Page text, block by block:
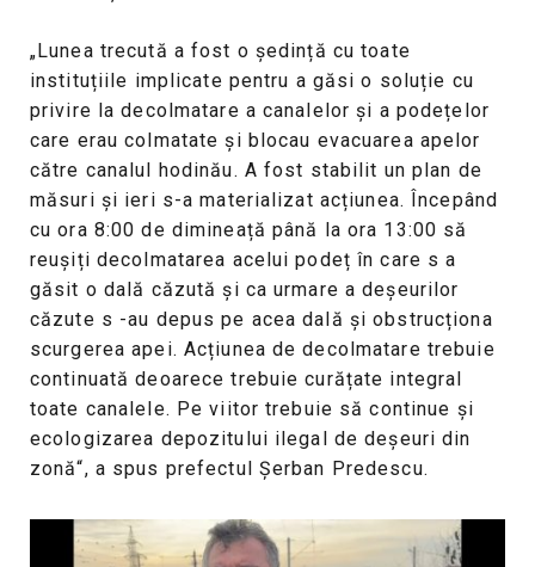
„Lunea trecută a fost o ședință cu toate
instituțiile implicate pentru a găsi o soluție cu
privire la decolmatare a canalelor și a podețelor
care erau colmatate și blocau evacuarea apelor
către canalul hodinău. A fost stabilit un plan de
măsuri și ieri s-a materializat acțiunea. Începând
cu ora 8:00 de dimineață până la ora 13:00 să
reușiți decolmatarea acelui podeț în care s a
găsit o dală căzută și ca urmare a deșeurilor
căzute s -au depus pe acea dală și obstrucționa
scurgerea apei. Acțiunea de decolmatare trebuie
continuată deoarece trebuie curățate integral
toate canalele. Pe viitor trebuie să continue și
ecologizarea depozitului ilegal de deșeuri din
zonă“, a spus prefectul Șerban Predescu.